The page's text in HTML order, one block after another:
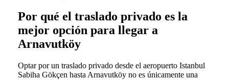
Por qué el traslado privado es la
mejor opción para llegar a
Arnavutköy
Optar por un traslado privado desde el aeropuerto Istanbul
Sabiha Gökçen hasta Arnavutköy no es únicamente una